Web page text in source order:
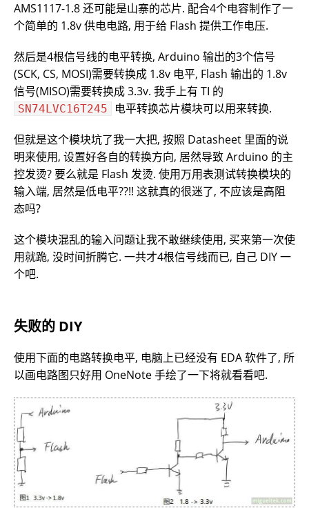
AMS1117-1.8 还可能是山寨的芯片. 配合4个电容制作了一
个简单的 1.8v 供电电路, 用于给 Flash 提供工作电压.
然后是4根信号线的电平转换, Arduino 输出的3个信号
(SCK, CS, MOSI)需要转换成 1.8v 电平, Flash 输出的 1.8v
信号(MISO)需要转换成 3.3v. 我手上有 TI 的
SN74LVC16T245 电平转换芯片模块可以用来转换.
但就是这个模块坑了我一大把, 按照 Datasheet 里面的说
明来使用, 设置好各自的转换方向, 居然导致 Arduino 的主
控发烫? 要么就是 Flash 发烫. 使用万用表测试转换模块的
输入端, 居然是低电平??!! 这就真的很迷了, 不应该是高阻
态吗?
这个模块混乱的输入问题让我不敢继续使用, 买来第一次使
用就跪, 没时间折腾它. 一共才4根信号线而已, 自己 DIY 一
个吧.
失败的 DIY
使用下面的电路转换电平, 电脑上已经没有 EDA 软件了, 所
以画电路图只好用 OneNote 手绘了一下将就看看吧.